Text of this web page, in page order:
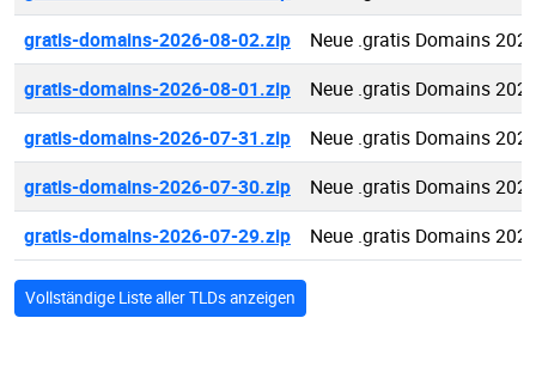
gratis-domains-2026-08-02.zip
Neue .gratis Domains
gratis-domains-2026-08-01.zip
Neue .gratis Domains
gratis-domains-2026-07-31.zip
Neue .gratis Domains
gratis-domains-2026-07-30.zip
Neue .gratis Domains
gratis-domains-2026-07-29.zip
Neue .gratis Domains
Vollständige Liste aller TLDs anzeigen